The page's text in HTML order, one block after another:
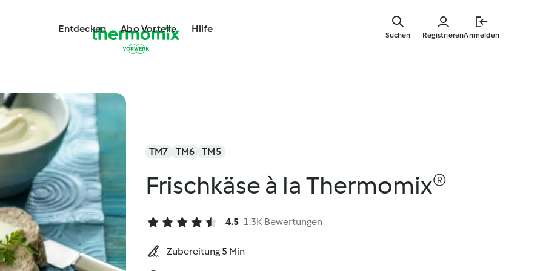
springen
Entdecken Abo Vorteile Hilfe
RegistrierenAnmelden
Suchen
TM7 TM6 TM5
Frischkäse à la Thermomix®
4.5 1.3K Bewertungen
Zubereitung 5 Min